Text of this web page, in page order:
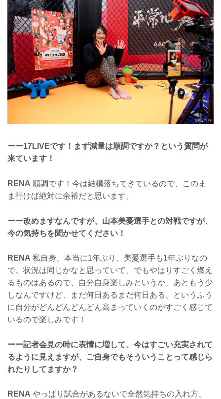
ーー17LIVEです！まず減量は順調ですか？という質問が
来ています！
RENA 順調です！今は結構落ちてきているので、このま
ま行けば絶対に余裕だと思います。
ーー改めますなんですが、山本美憂選手との対戦ですが、
今の気持ちを聞かせてください！
RENA 私自身、本当に1年ぶり、美憂選手も1年ぶりなの
で、状況は同じかなと思っていて、でもやはりすごく燃え
るものはあるので、自分自身楽しみというか、あともう少
しなんですけど、まだ何日あるまだ何日ある、というふう
に自分がどんどんどんどん高まっていくのがすごく感じて
いるので楽しみです！
ーー記者会見の時に表情に増して、今はすごい充実されて
るように見えますが、ご自身でもそういうことって感じら
れたりしてますか？
RENA やっぱり試合があるないで全然気持ちの入れ方、